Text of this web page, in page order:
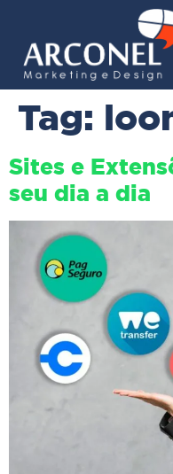
Tag:
Sites e
seu dia a dia